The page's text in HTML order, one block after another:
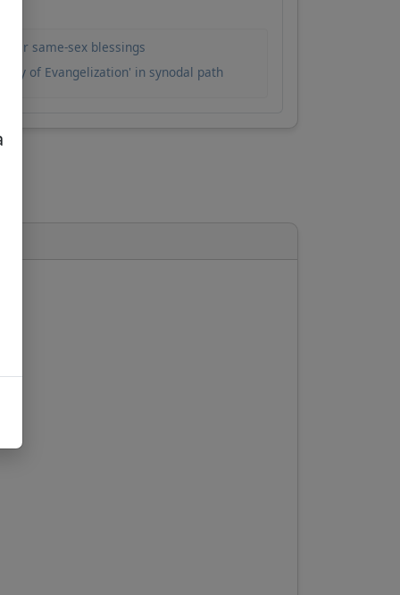
same-sex blessings
of Evangelization' in synodal path